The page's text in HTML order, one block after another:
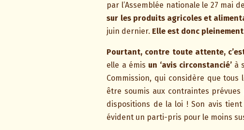
par l’Assemblée nationale le 27 mai
sur les produits agricoles et
juin dernier. Elle est donc
Pourtant, contre toute attente,
elle a émis un ‘avis circonstancié’ à
Commission, qui considère que
être soumis aux contraintes
dispositions de la loi ! Son avis
évident un parti-pris pour le moins